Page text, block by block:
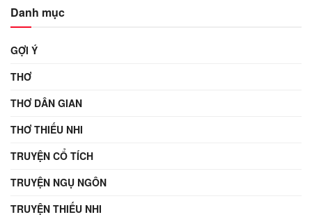
Danh mục
GỢI Ý
THƠ
THƠ DÂN GIAN
THƠ THIẾU NHI
TRUYỆN CỔ TÍCH
TRUYỆN NGỤ NGÔN
TRUYỆN THIẾU NHI